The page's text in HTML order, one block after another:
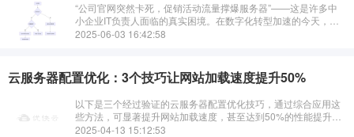
“公司官网突然卡死，促销活动流量撑爆服务器”——这是许多中
小企业IT负责人面临的真实困境。在数字化转型加速的今天，云
服务器配置的合理性直接决定业务稳定性和成本效率。优快云结
2025-06-03 16:42:58
云服务器配置优化：3个技巧让网站加载速度提升50%
以下是三个经过验证的云服务器配置优化技巧，通过综合应用这
些方法，可显著提升网站加载速度，甚至达到50%的性能提升：
1. 使用CDN加速静态资源分发原理：内容分发网络（CDN）将网
2025-04-13 15:12:53